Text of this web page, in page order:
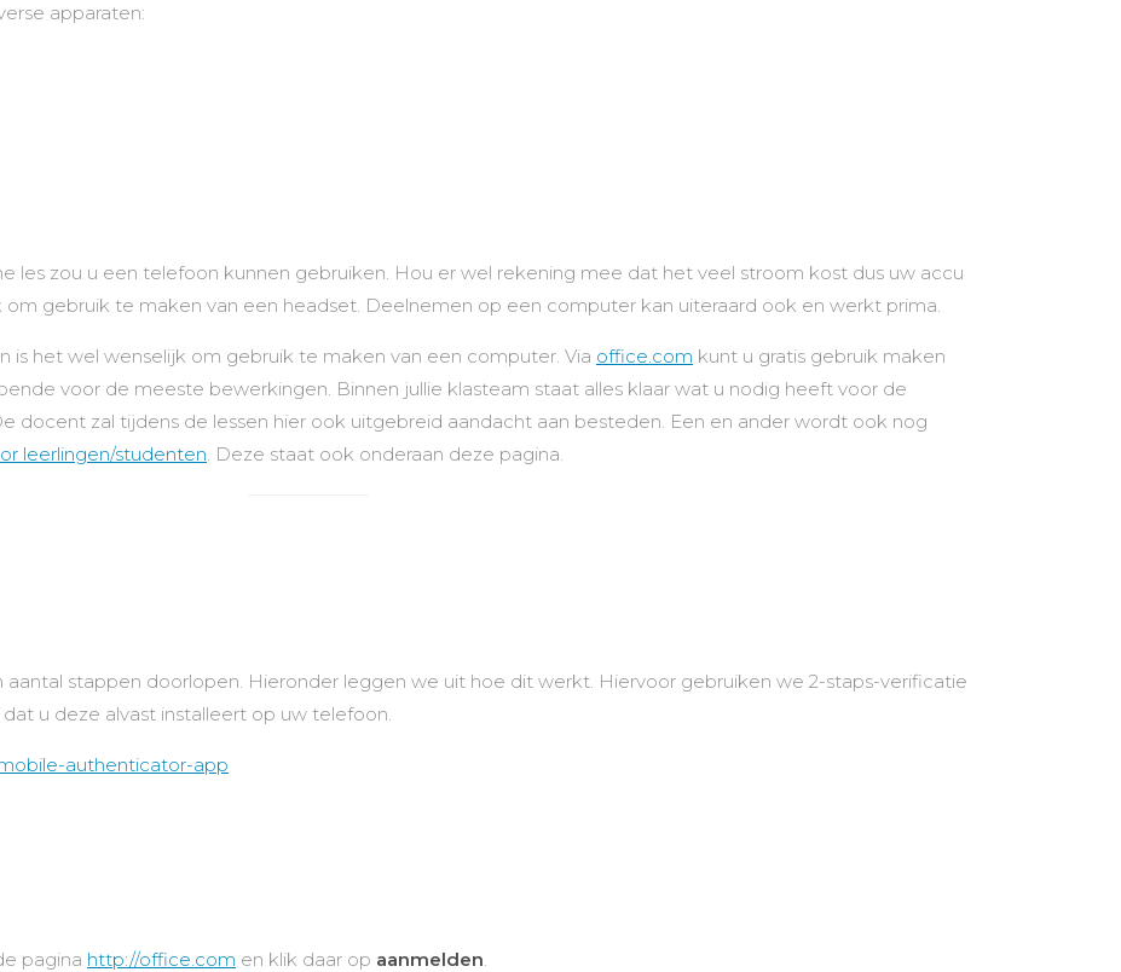
apparaten:
les zou u een telefoon kunnen gebruiken. Hou er wel rekening mee dat het veel stroom kost dus uw accu
om gebruik te maken van een headset. Deelnemen op een computer kan uiteraard ook en werkt prima.
is het wel wenselijk om gebruik te maken van een computer. Via office.com kunt u gratis gebruik maken
voor de meeste bewerkingen. Binnen jullie klasteam staat alles klaar wat u nodig heeft voor de
docent zal tijdens de lessen hier ook uitgebreid aandacht aan besteden. Een en ander wordt ook nog
leerlingen/studenten . Deze staat ook onderaan deze pagina.
stappen doorlopen. Hieronder leggen we uit hoe dit werkt. Hiervoor gebruiken we 2-staps-verificatie
u deze alvast installeert op uw telefoon.
authenticator-app
pagina http://office.com en klik daar op aanmelden